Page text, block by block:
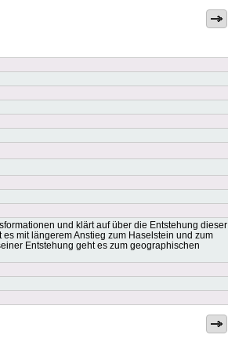
und klärt auf über die Entstehung dieser
mit längerem Anstieg zum Haselstein und zum
Entstehung geht es zum geographischen